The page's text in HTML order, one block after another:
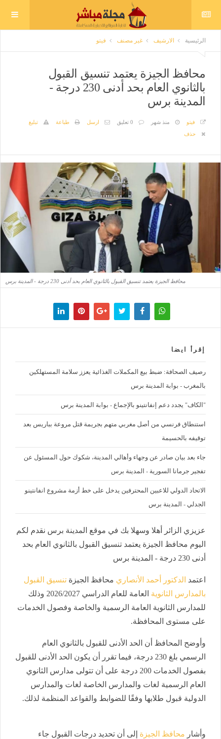
الرئيسية الارشيف غير مصنف فيتو
محافظ الجيزة يعتمد تنسيق القبول
بالثانوي العام بحد أدنى 230 درجة -
المدينة برس
فيتو منذ شهر 0 تعليق ارسل طباعة
تبليغ
حذف
محافظ الجيزة يعتمد تنسيق القبول بالثانوي العام بحد أدنى 230 درجة - المدينة برس
إقرأ ايضا
رصيف الصحافة: ضبط بيع المكملات الغذائية يعزز سلامة المستهلكين
بالمغرب - بوابة المدينة برس
"الكاف" يجدد دعم إنفانتينو بالإجماع - بوابة المدينة برس
استنطاق فرنسي من أصل مغربي متهم بجريمة قتل مروعة بباريس بعد
توقيفه بالحسيمة
جاء بعد بيان صادر عن وجهاء وأهالي المدينة، شكوك حول المسئول عن
تفجير جرمانا السورية - المدينة برس
الاتحاد الدولي للاعبين المحترفين يدخل على خط أزمة مشروع انفانتينو
الجدلي - المدينة برس
عزيزي الزائر أهلا وسهلا بك في موقع المدينة برس نقدم لكم
اليوم محافظ الجيزة يعتمد تنسيق القبول بالثانوي العام بحد
أدنى 230 درجة - المدينة برس
اعتمد الدكتور أحمد الأنصاري محافظ الجيزة تنسيق القبول
بالمدارس الثانوية
العامة للعام الدراسي 2026/2027 وذلك
للمدارس الثانوية العامة الرسمية والخاصة وفصول الخدمات
على مستوى المحافظة.
وأوضح المحافظ أن الحد الأدنى للقبول بالثانوي العام
الرسمي بلغ 230 درجة، فيما تقرر أن يكون الحد الأدنى للقبول
بفصول الخدمات 200 درجة على أن تتولى مدارس الثانوي
العام الرسمية لغات والمدارس الخاصة لغات والمدارس
الدولية قبول طلابها وفقًا للضوابط والقواعد المنظمة لذلك.
وأشار محافظ الجيزة إلى أن تحديد درجات القبول جاء